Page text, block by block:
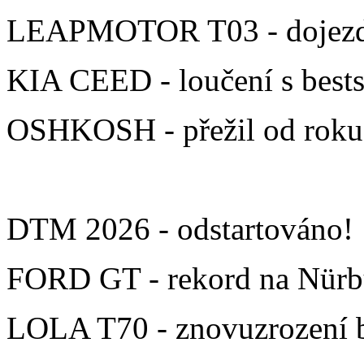
LEAPMOTOR T03 -
KIA CEED - loučení s
OSHKOSH - přežil od
DTM 2026 - odstartováno!
FORD GT - rekord na
LOLA T70 - znovuzrození